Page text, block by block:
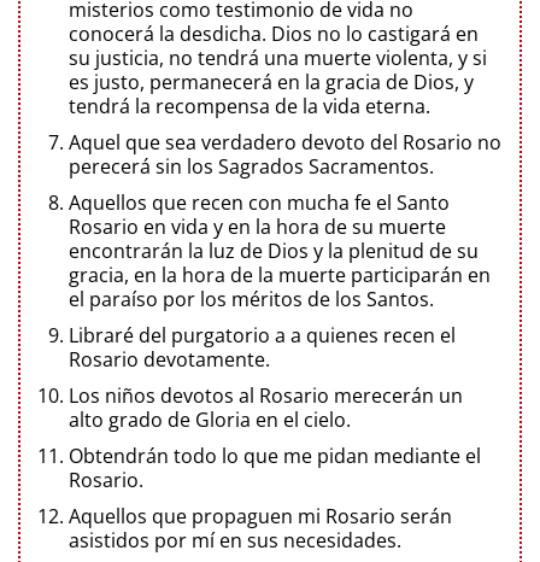
misterios como testimonio de vida no
conocerá la desdicha. Dios no lo castigará en
su justicia, no tendrá una muerte violenta, y si
es justo, permanecerá en la gracia de Dios, y
tendrá la recompensa de la vida eterna.
Aquel que sea verdadero devoto del Rosario no
perecerá sin los Sagrados Sacramentos.
Aquellos que recen con mucha fe el Santo
Rosario en vida y en la hora de su muerte
encontrarán la luz de Dios y la plenitud de su
gracia, en la hora de la muerte participarán en
el paraíso por los méritos de los Santos.
Libraré del purgatorio a a quienes recen el
Rosario devotamente.
Los niños devotos al Rosario merecerán un
alto grado de Gloria en el cielo.
Obtendrán todo lo que me pidan mediante el
Rosario.
Aquellos que propaguen mi Rosario serán
asistidos por mí en sus necesidades.